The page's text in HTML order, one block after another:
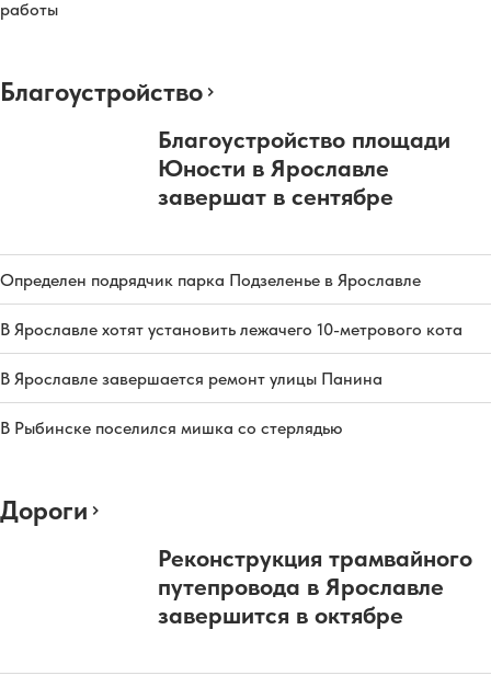
работы
Благоустройство
Благоустройство площади
Юности в Ярославле
завершат в сентябре
Определен подрядчик парка Подзеленье в Ярославле
В Ярославле хотят установить лежачего 10-метрового кота
В Ярославле завершается ремонт улицы Панина
В Рыбинске поселился мишка со стерлядью
Дороги
Реконструкция трамвайного
путепровода в Ярославле
завершится в октябре